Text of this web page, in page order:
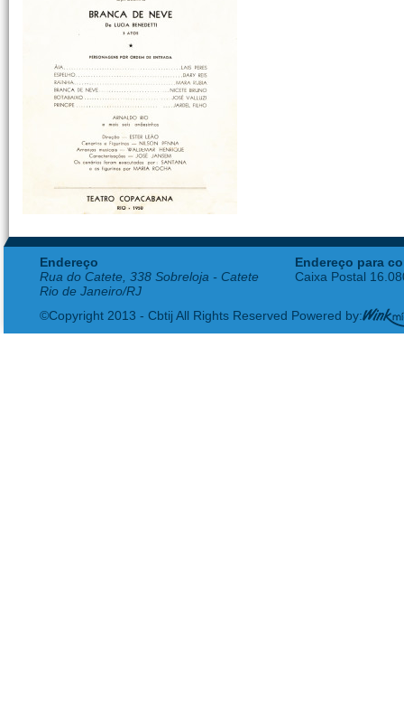
Endereço
Rua do Catete, 338 Sobreloja - Catete
Rio de Janeiro/RJ
Endereço para
Caixa Postal
©Copyright 2013 - Cbtij All Rights Reserved Powered by: